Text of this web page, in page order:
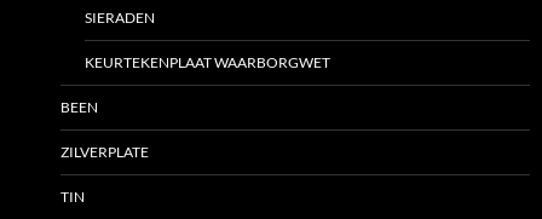
SIERADEN
KEURTEKENPLAAT WAARBORGWET
BEEN
ZILVERPLATE
TIN